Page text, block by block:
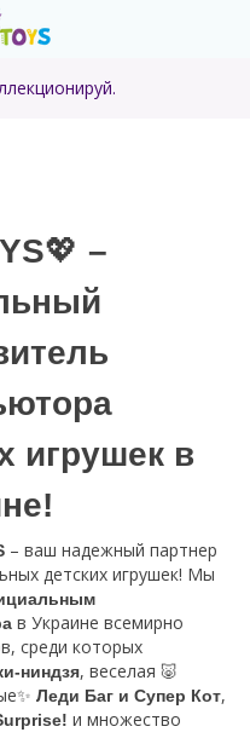
💖 –
игрушек в
– ваш надежный партнер
детских игрушек! Мы
в Украине всемирно
среди которых
ниндзя, веселая 🐷
Леди Баг и Супер Кот,
и множество